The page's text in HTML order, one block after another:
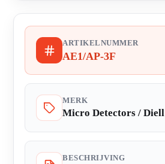
ARTIKELNUMMER
AE1/AP-3F
MERK
Micro Detectors / Diell
BESCHRIJVING